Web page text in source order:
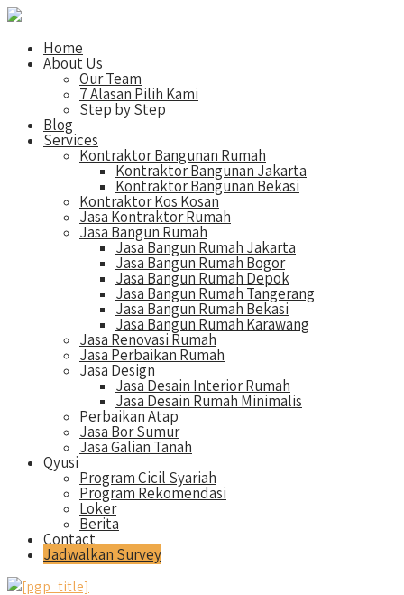
Home
About Us
Our Team
7 Alasan Pilih Kami
Step by Step
Blog
Services
Kontraktor Bangunan Rumah
Kontraktor Bangunan Jakarta
Kontraktor Bangunan Bekasi
Kontraktor Kos Kosan
Jasa Kontraktor Rumah
Jasa Bangun Rumah
Jasa Bangun Rumah Jakarta
Jasa Bangun Rumah Bogor
Jasa Bangun Rumah Depok
Jasa Bangun Rumah Tangerang
Jasa Bangun Rumah Bekasi
Jasa Bangun Rumah Karawang
Jasa Renovasi Rumah
Jasa Perbaikan Rumah
Jasa Design
Jasa Desain Interior Rumah
Jasa Desain Rumah Minimalis
Perbaikan Atap
Jasa Bor Sumur
Jasa Galian Tanah
Qyusi
Program Cicil Syariah
Program Rekomendasi
Loker
Berita
Contact
Jadwalkan Survey